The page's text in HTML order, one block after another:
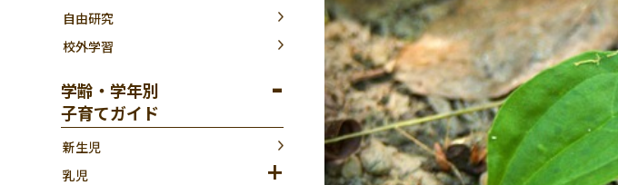
自由研究
校外学習
学齢・学年別
子育てガイド
新生児
乳児